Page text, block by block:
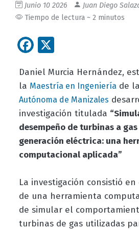
Junio 10 2026
Juan Diego
Tiempo de lectura ~ 2 minutos
Facebook
Daniel Murcia Hernández,
la Maestría en Ingenieríade la
Autónoma de Manizales
investigación titulada
desempeño de turbinas a
generación eléctrica: una
computacional aplicada”
La investigación consistió
de una herramienta
de simular el
turbinas de gas utilizadas